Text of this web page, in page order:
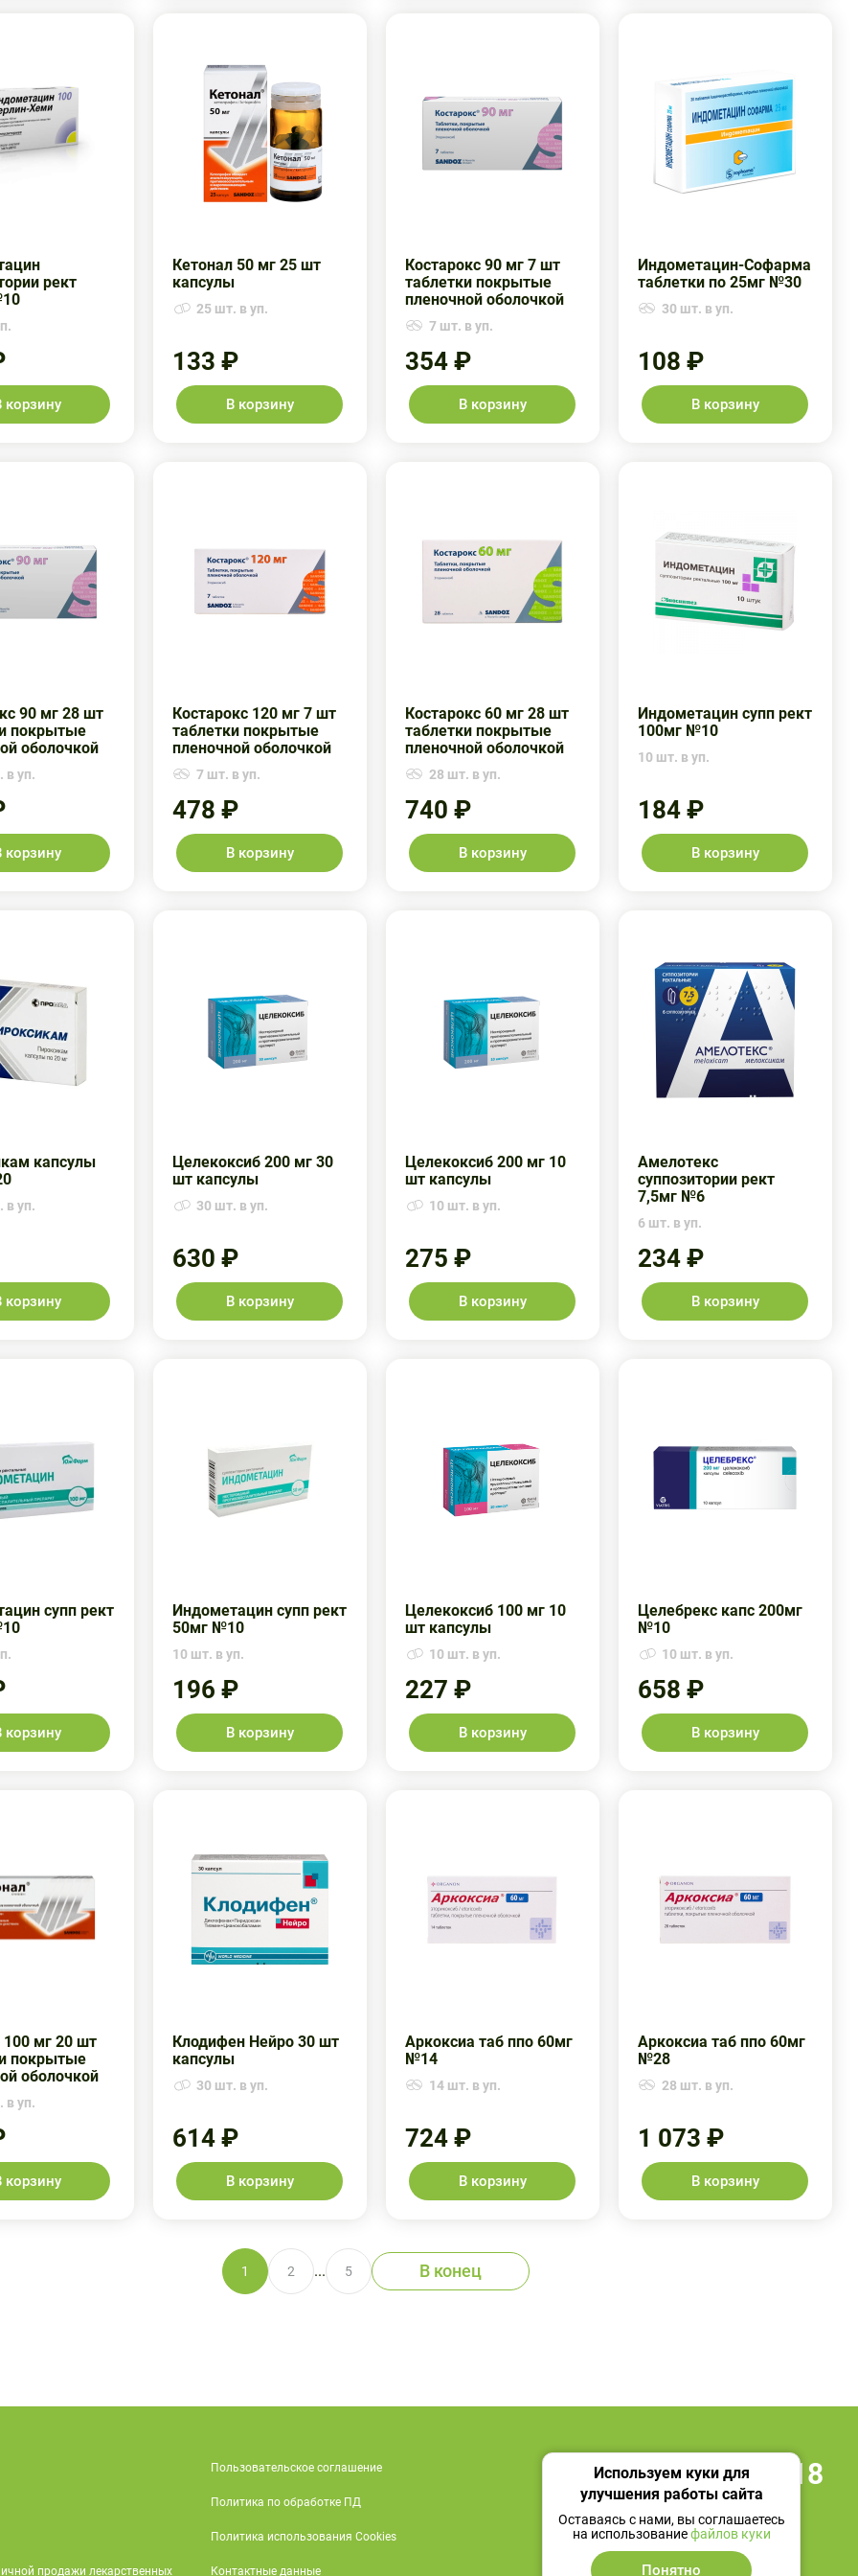
рект
корзину
Кетонал 50 мг 25 шт
капсулы
25 шт. в уп.
133 ₽
В корзину
Костарокс 90 мг 7 шт
таблетки покрытые
пленочной оболочкой
7 шт. в уп.
354 ₽
В корзину
Индометацин-Софарма
таблетки по 25мг №30
30 шт. в уп.
108 ₽
В корзину
90 мг 28 шт
покрытые
оболочкой
в уп.
корзину
Костарокс 120 мг 7 шт
таблетки покрытые
пленочной оболочкой
7 шт. в уп.
478 ₽
В корзину
Костарокс 60 мг 28 шт
таблетки покрытые
пленочной оболочкой
28 шт. в уп.
740 ₽
В корзину
Индометацин супп рект
100мг №10
10 шт. в уп.
184 ₽
В корзину
капсулы
в уп.
корзину
Целекоксиб 200 мг 30
шт капсулы
30 шт. в уп.
630 ₽
В корзину
Целекоксиб 200 мг 10
шт капсулы
10 шт. в уп.
275 ₽
В корзину
Амелотекс
суппозитории рект
7,5мг №6
6 шт. в уп.
234 ₽
В корзину
супп рект
корзину
Индометацин супп рект
50мг №10
10 шт. в уп.
196 ₽
В корзину
Целекоксиб 100 мг 10
шт капсулы
10 шт. в уп.
227 ₽
В корзину
Целебрекс капс 200мг
№10
10 шт. в уп.
658 ₽
В корзину
100 мг 20 шт
покрытые
оболочкой
в уп.
корзину
Клодифен Нейро 30 шт
капсулы
30 шт. в уп.
614 ₽
В корзину
Аркоксиа таб ппо 60мг
№14
14 шт. в уп.
724 ₽
В корзину
Аркоксиа таб ппо 60мг
№28
28 шт. в уп.
1 073 ₽
В корзину
1 2 ... 5 В конец
продажи лекарственных
Пользовательское соглашение
Политика по обработке ПД
Политика использования Cookies
Контактные данные
+7 495 419 18 18
Используем куки для
улучшения работы сайта
Оставаясь с нами, вы соглашаетесь
на использованиефайлов куки
Понятно